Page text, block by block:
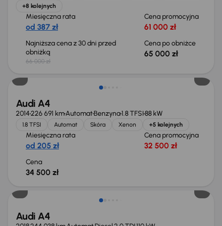
+8 kolejnych
Miesięczna rata
od 387 zł
Cena promocyjna
61 000 zł
Najniższa cena z 30 dni przed
obniżką
66 000 zł
Cena po obniżce
65 000 zł
Audi A4
2014226 691 kmAutomatBenzyna1.8 TFSI88 kW
1.8 TFSI Automat Skóra Xenon +5 kolejnych
Miesięczna rata
od 205 zł
Cena promocyjna
32 500 zł
Cena
34 500 zł
Możliwość odliczenia VAT
Audi A4